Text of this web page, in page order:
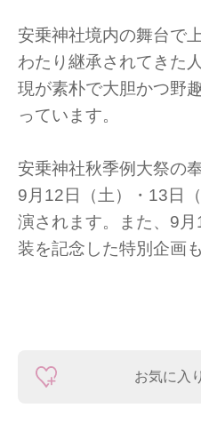
安乗神社境内の舞台で
わたり継承されてきた
現が素朴で大胆かつ野
っています。
安乗神社秋季例大祭の
9月12日（土）・13日
演されます。また、9
装を記念した特別企画
お気に入